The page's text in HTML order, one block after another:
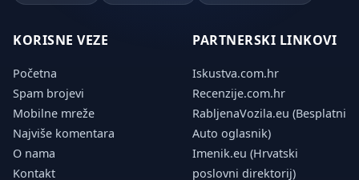
KORISNE VEZE
Početna
Spam brojevi
Mobilne mreže
Najviše komentara
O nama
Kontakt
PARTNERSKI LINKOVI
Iskustva.com.hr
Recenzije.com.hr
RabljenaVozila.eu (Besplatni
Auto oglasnik)
Imenik.eu (Hrvatski
poslovni direktorij)